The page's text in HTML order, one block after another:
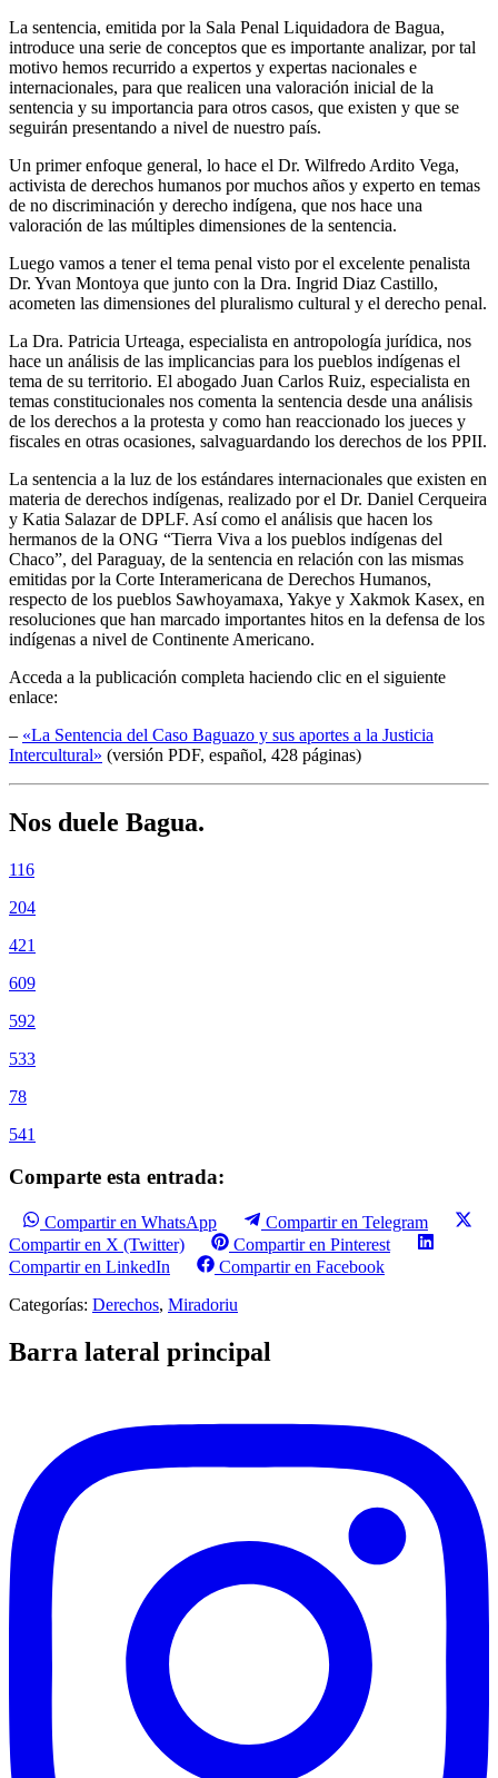
La sentencia, emitida por la Sala Penal Liquidadora de Bagua,
introduce una serie de conceptos que es importante analizar, por tal
motivo hemos recurrido a expertos y expertas nacionales e
internacionales, para que realicen una valoración inicial de la
sentencia y su importancia para otros casos, que existen y que se
seguirán presentando a nivel de nuestro país.
Un primer enfoque general, lo hace el Dr. Wilfredo Ardito Vega,
activista de derechos humanos por muchos años y experto en temas
de no discriminación y derecho indígena, que nos hace una
valoración de las múltiples dimensiones de la sentencia.
Luego vamos a tener el tema penal visto por el excelente penalista
Dr. Yvan Montoya que junto con la Dra. Ingrid Diaz Castillo,
acometen las dimensiones del pluralismo cultural y el derecho penal.
La Dra. Patricia Urteaga, especialista en antropología jurídica, nos
hace un análisis de las implicancias para los pueblos indígenas el
tema de su territorio. El abogado Juan Carlos Ruiz, especialista en
temas constitucionales nos comenta la sentencia desde una análisis
de los derechos a la protesta y como han reaccionado los jueces y
fiscales en otras ocasiones, salvaguardando los derechos de los PPII.
La sentencia a la luz de los estándares internacionales que existen en
materia de derechos indígenas, realizado por el Dr. Daniel Cerqueira
y Katia Salazar de DPLF. Así como el análisis que hacen los
hermanos de la ONG “Tierra Viva a los pueblos indígenas del
Chaco”, del Paraguay, de la sentencia en relación con las mismas
emitidas por la Corte Interamericana de Derechos Humanos,
respecto de los pueblos Sawhoyamaxa, Yakye y Xakmok Kasex, en
resoluciones que han marcado importantes hitos en la defensa de los
indígenas a nivel de Continente Americano.
Acceda a la publicación completa haciendo clic en el siguiente
enlace:
– «La Sentencia del Caso Baguazo y sus aportes a la Justicia
Intercultural» (versión PDF, español, 428 páginas)
Nos duele Bagua.
116
204
421
609
592
533
78
541
Comparte esta entrada:
Compartir en WhatsApp
Compartir en Telegram
Compartir en X (Twitter)
Compartir en Pinterest
Compartir en LinkedIn
Compartir en Facebook
Categorías: Derechos, Miradoriu
Barra lateral principal